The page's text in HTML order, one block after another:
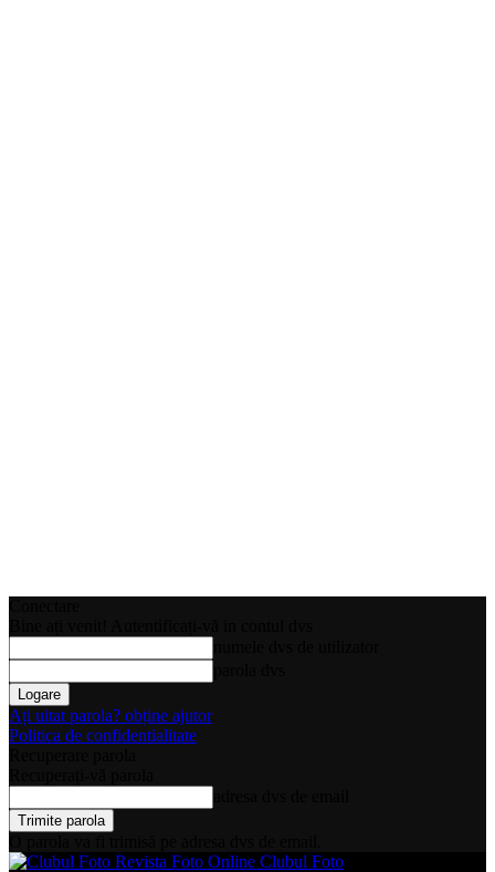
Ați uitat parola? obține ajutor
Politica de confidentialitate
Clubul Foto